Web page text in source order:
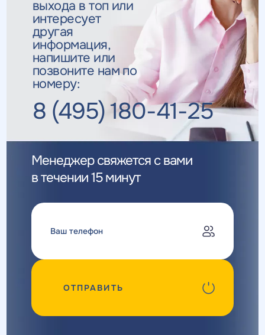
выхода в топ или
интересует
другая
информация,
напишите или
позвоните нам по
номеру:
8 (495) 180-41-25
Менеджер свяжется с вами
в течении 15 минут
ОТПРАВИТЬ